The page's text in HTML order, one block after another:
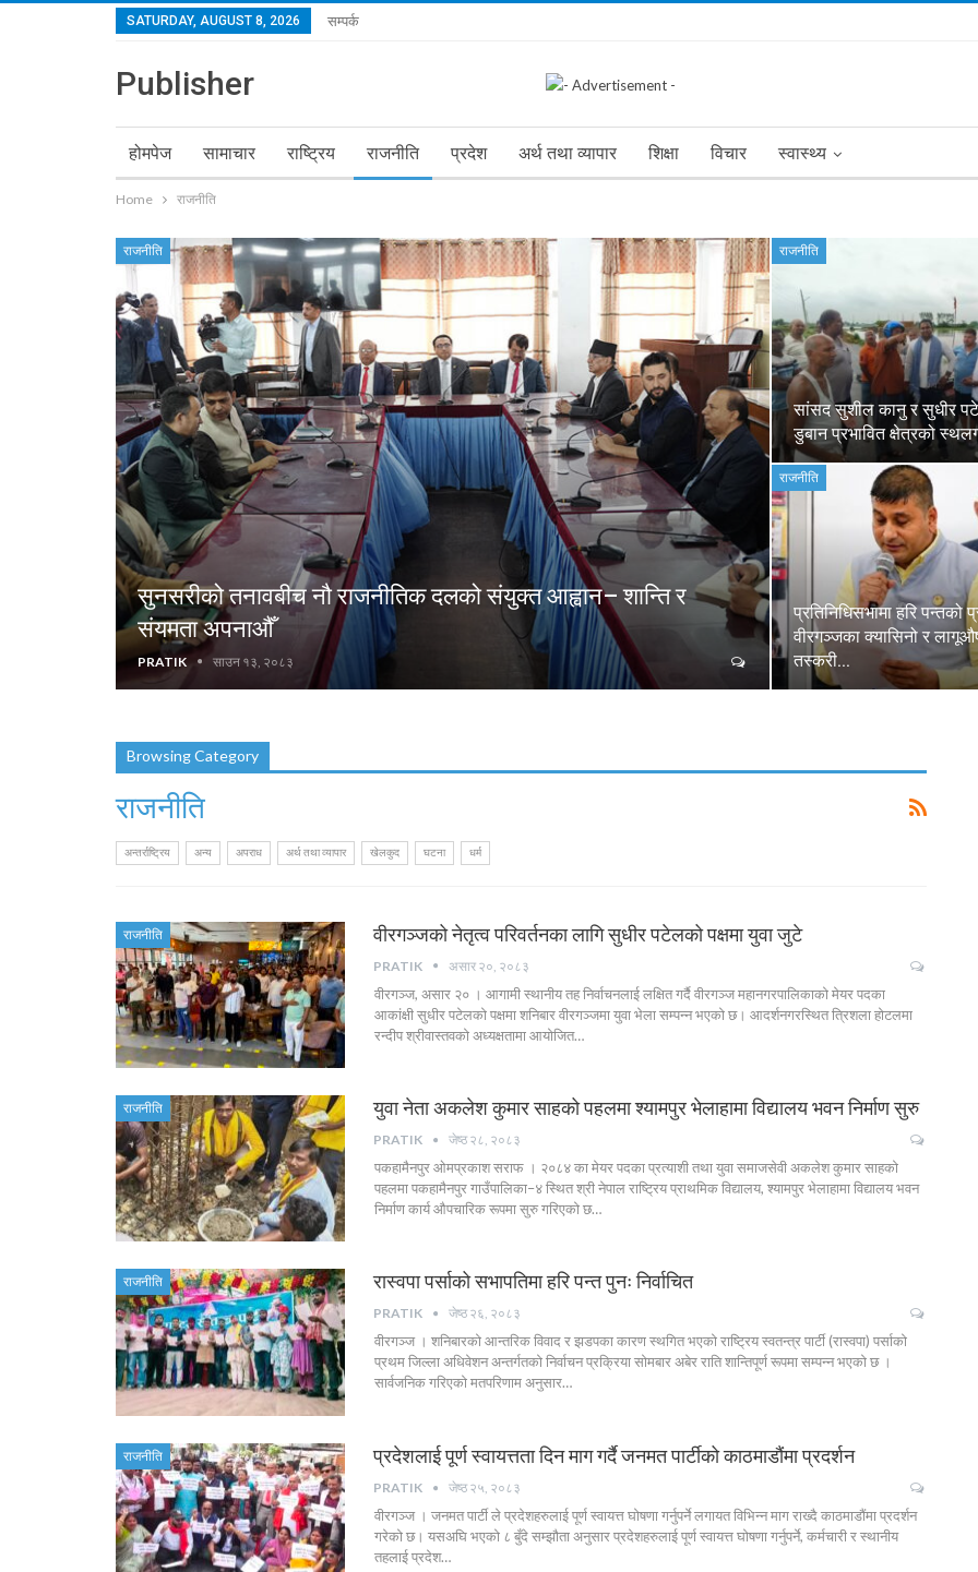
SATURDAY, AUGUST 8, 2026 सम्पर्क
Publisher
होमपेज सामाचार राष्ट्रिय राजनीति प्रदेश अर्थ तथा व्यापार शिक्षा विचार स्वास्थ्य
Home राजनीति
राजनीति
सुनसरीको तनावबीच नौ राजनीतिक दलको संयुक्त आह्वान– शान्ति र
संयमता अपनाऔँ
PRATIK साउन १३, २०८३
राजनीति
सांसद सुशील कानु र सुधीर
डुबान प्रभावित क्षेत्रको
राजनीति
प्रतिनिधिसभामा हरि पन्तको
वीरगञ्जका क्यासिनो र
तस्करी…
Browsing Category
राजनीति
अन्तर्राष्ट्रिय अन्य अपराध अर्थ तथा व्यापार खेलकुद घटना धर्म
राजनीति वीरगञ्जको नेतृत्व परिवर्तनका लागि सुधीर पटेलको पक्षमा युवा जुटे
PRATIK असार २०, २०८३
वीरगञ्ज, असार २० । आगामी स्थानीय तह निर्वाचनलाई लक्षित गर्दै वीरगञ्ज महानगरपालिकाको मेयर पदका
आकांक्षी सुधीर पटेलको पक्षमा शनिबार वीरगञ्जमा युवा भेला सम्पन्न भएको छ। आदर्शनगरस्थित त्रिशला होटलमा
रन्दीप श्रीवास्तवको अध्यक्षतामा आयोजित…
राजनीति युवा नेता अकलेश कुमार साहको पहलमा श्यामपुर भेलाहामा विद्यालय भवन निर्माण सुरु
PRATIK जेष्ठ २८, २०८३
पकहामैनपुर ओमप्रकाश सराफ । २०८४ का मेयर पदका प्रत्याशी तथा युवा समाजसेवी अकलेश कुमार साहको
पहलमा पकहामैनपुर गाउँपालिका–४ स्थित श्री नेपाल राष्ट्रिय प्राथमिक विद्यालय, श्यामपुर भेलाहामा विद्यालय भवन
निर्माण कार्य औपचारिक रूपमा सुरु गरिएको छ…
राजनीति रास्वपा पर्साको सभापतिमा हरि पन्त पुनः निर्वाचित
PRATIK जेष्ठ २६, २०८३
वीरगञ्ज । शनिबारको आन्तरिक विवाद र झडपका कारण स्थगित भएको राष्ट्रिय स्वतन्त्र पार्टी (रास्वपा) पर्साको
प्रथम जिल्ला अधिवेशन अन्तर्गतको निर्वाचन प्रक्रिया सोमबार अबेर राति शान्तिपूर्ण रूपमा सम्पन्न भएको छ ।
सार्वजनिक गरिएको मतपरिणाम अनुसार…
राजनीति प्रदेशलाई पूर्ण स्वायत्तता दिन माग गर्दै जनमत पार्टीको काठमाडौंमा प्रदर्शन
PRATIK जेष्ठ २५, २०८३
वीरगञ्ज । जनमत पार्टी ले प्रदेशहरुलाई पूर्ण स्वायत्त घोषणा गर्नुपर्ने लगायत विभिन्न माग राख्दै काठमाडौंमा प्रदर्शन
गरेको छ। यसअघि भएको ८ बुँदे सम्झौता अनुसार प्रदेशहरुलाई पूर्ण स्वायत्त घोषणा गर्नुपर्ने, कर्मचारी र स्थानीय
तहलाई प्रदेश…